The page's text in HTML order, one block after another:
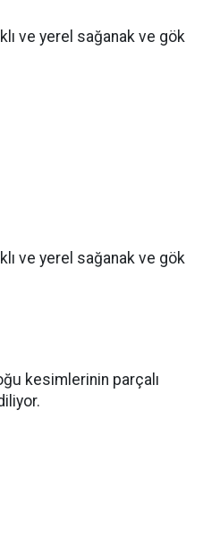
ve yerel sağanak ve gök
ve yerel sağanak ve gök
kesimlerinin parçalı